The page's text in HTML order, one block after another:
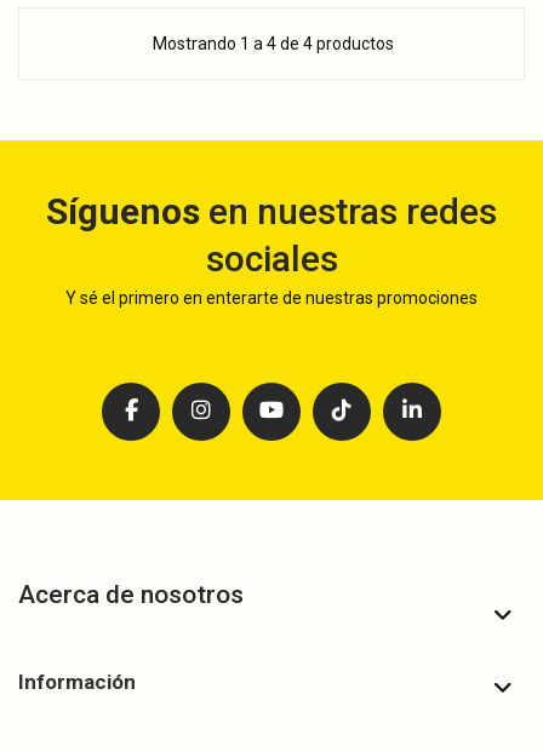
Mostrando 1 a 4 de 4 productos
Síguenos en nuestras redes
sociales
Y sé el primero en enterarte de nuestras promociones
Acerca de nosotros
Información